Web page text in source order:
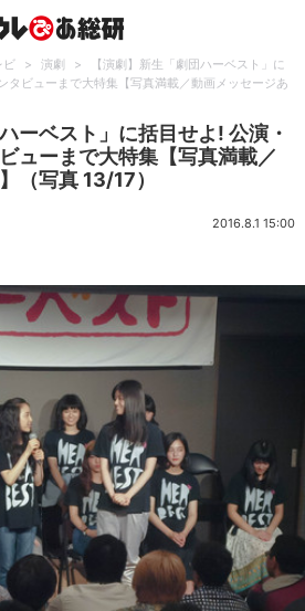
ビ > 演劇 >
【演劇】新生「劇団ハーベスト」に
タビューまで大特集【写真満載／動画メッセージあ
ーベスト」に括目せよ! 公演・
ューまで大特集【写真満載／
（写真 13/17）
2016.8.1 15:00